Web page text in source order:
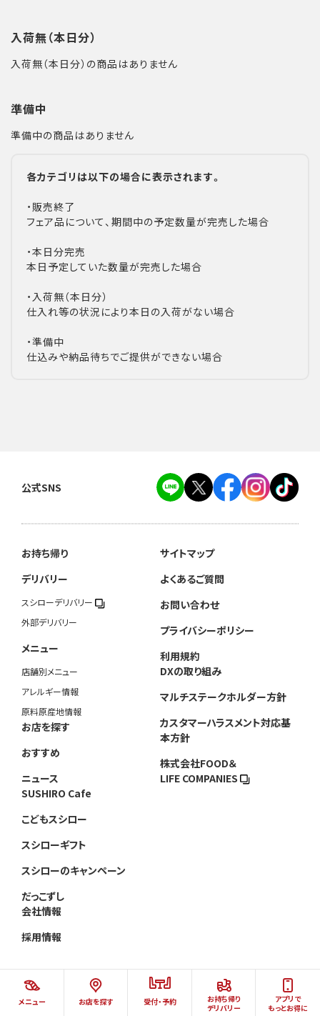
メニュー お店を探す 受付・予約
お持ち帰り
デリバリー
アプリで
もっとお得に
入荷無（本日分）
入荷無（本日分）の商品はありません
準備中
準備中の商品はありません
各カテゴリは以下の場合に表示されます。
・販売終了
フェア品について、期間中の予定数量が完売した場合
・本日分完売
本日予定していた数量が完売した場合
・入荷無（本日分）
仕入れ等の状況により本日の入荷がない場合
・準備中
仕込みや納品待ちでご提供ができない場合
公式SNS
お持ち帰り
デリバリー
スシローデリバリー
外部デリバリー
メニュー
店舗別メニュー
アレルギー情報
原料原産地情報
お店を探す
おすすめ
ニュース
SUSHIRO Cafe
こどもスシロー
スシローギフト
スシローのキャンペーン
だっこずし
会社情報
採用情報
サイトマップ
よくあるご質問
お問い合わせ
プライバシーポリシー
利用規約
DXの取り組み
マルチステークホルダー方針
カスタマーハラスメント対応基
本方針
株式会社FOOD＆
LIFE COMPANIES
©AKINDO SUSHIRO CO.,LTD.ALL RIGHTS RESERVED.